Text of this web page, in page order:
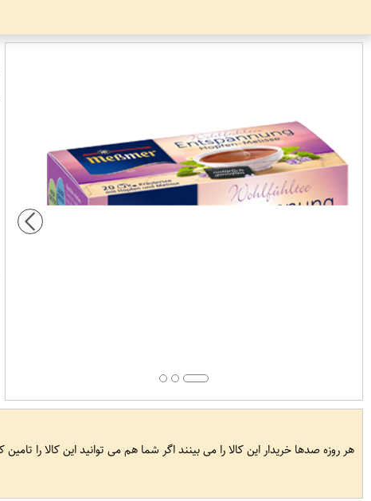
هر روزه صدها خریدار این کالا را می بینند اگر شما هم می توانید این کالا را تامین